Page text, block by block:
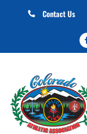
Contact Us